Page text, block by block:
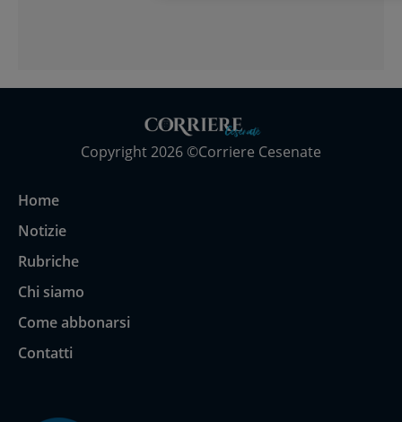
Copyright 2026 ©Corriere Cesenate
Home
Notizie
Rubriche
Chi siamo
Come abbonarsi
Contatti